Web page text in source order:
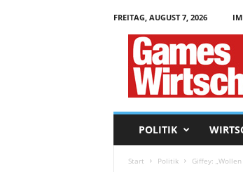
FREITAG, AUGUST 7, 2026
POLITIK
Start Politik Giffey: